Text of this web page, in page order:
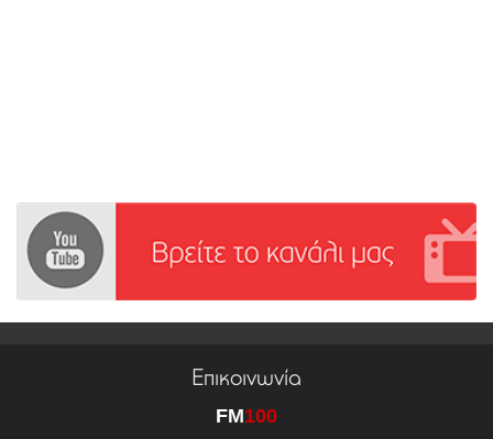
Επικοινωνία
FM100